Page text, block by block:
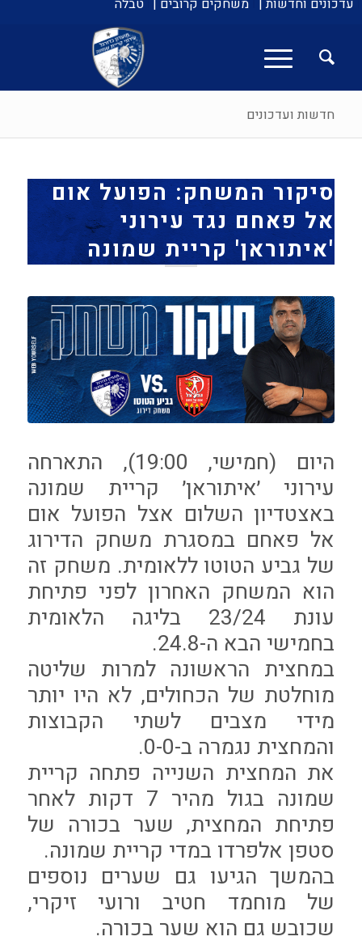
עדכונים וחדשות | משחקים קרובים | טבלה
חדשות ועדכונים
סיקור המשחק: הפועל אום
אל פאחם נגד עירוני
'איתוראן' קריית שמונה
היום (חמישי, 19:00), התארחה
עירוני ׳איתוראן׳ קריית שמונה
באצטדיון השלום אצל הפועל אום
אל פאחם במסגרת משחק הדירוג
של גביע הטוטו ללאומית. משחק זה
הוא המשחק האחרון לפני פתיחת
עונת 23/24 בליגה הלאומית
בחמישי הבא ה-24.8.
במחצית הראשונה למרות שליטה
מוחלטת של הכחולים, לא היו יותר
מידי מצבים לשתי הקבוצות
והמחצית נגמרה ב-0-0.
את המחצית השנייה פתחה קריית
שמונה בגול מהיר 7 דקות לאחר
פתיחת המחצית, שער בכורה של
סטפן אלפרדו במדי קריית שמונה.
בהמשך הגיעו גם שערים נוספים
של מוחמד חטיב ורועי זיקרי,
שכובש גם הוא שער בכורה.